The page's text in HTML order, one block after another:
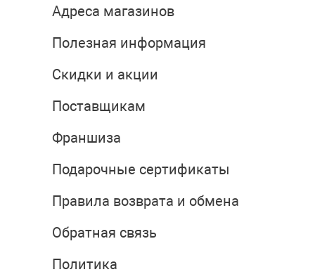
Адреса магазинов
Полезная информация
Скидки и акции
Поставщикам
Франшиза
Подарочные сертификаты
Правила возврата и обмена
Обратная связь
Политика